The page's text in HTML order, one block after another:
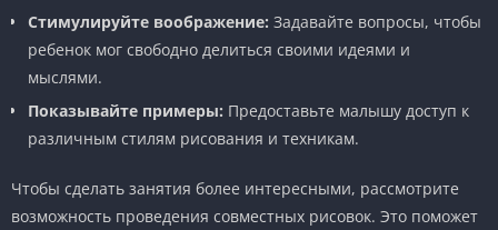
Стимулируйте воображение: Задавайте вопросы, чтобы
ребенок мог свободно делиться своими идеями и
мыслями.
Показывайте примеры: Предоставьте малышу доступ к
различным стилям рисования и техникам.
Чтобы сделать занятия более интересными, рассмотрите
возможность проведения совместных рисовок. Это поможет